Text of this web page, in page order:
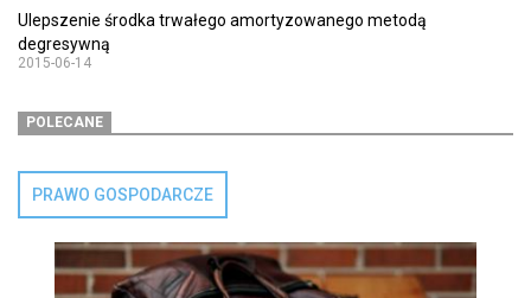
Ulepszenie środka trwałego amortyzowanego metodą
degresywną
2015-06-14
POLECANE
PRAWO GOSPODARCZE